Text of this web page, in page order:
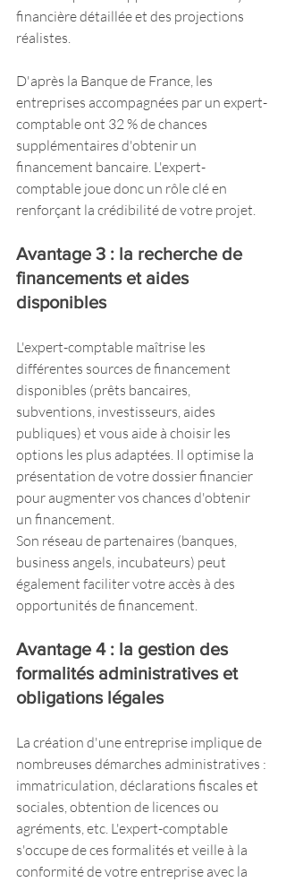
financière détaillée et des projections
réalistes.
D'après la Banque de France, les
entreprises accompagnées par un expert-
comptable ont 32 % de chances
supplémentaires d'obtenir un
financement bancaire. L'expert-
comptable joue donc un rôle clé en
renforçant la crédibilité de votre projet.
Avantage 3 : la recherche de
financements et aides
disponibles
L'expert-comptable maîtrise les
différentes sources de financement
disponibles (prêts bancaires,
subventions, investisseurs, aides
publiques) et vous aide à choisir les
options les plus adaptées. Il optimise la
présentation de votre dossier financier
pour augmenter vos chances d'obtenir
un financement.
Son réseau de partenaires (banques,
business angels, incubateurs) peut
également faciliter votre accès à des
opportunités de financement.
Avantage 4 : la gestion des
formalités administratives et
obligations légales
La création d'une entreprise implique de
nombreuses démarches administratives :
immatriculation, déclarations fiscales et
sociales, obtention de licences ou
agréments, etc. L'expert-comptable
s'occupe de ces formalités et veille à la
conformité de votre entreprise avec la